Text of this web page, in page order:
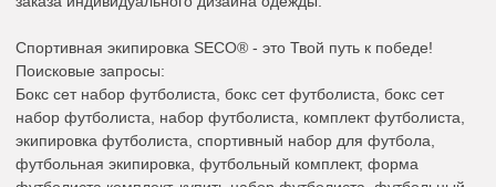
Спортивная экипировка SECO® - это Твой путь к победе!
Поисковые запросы:
Бокс сет набор футболиста, бокс сет футболиста, бокс сет
набор футболиста, набор футболиста, комплект футболиста,
экипировка футболиста, спортивный набор для футбола,
футбольная экипировка, футбольный комплект, форма